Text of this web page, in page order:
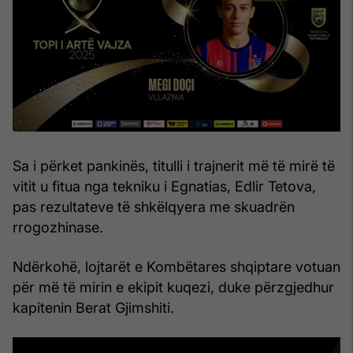
Sa i përket pankinës, titulli i trajnerit më të mirë të
vitit u fitua nga tekniku i Egnatias, Edlir Tetova,
pas rezultateve të shkëlqyera me skuadrën
rrogozhinase.
Ndërkohë, lojtarët e Kombëtares shqiptare votuan
për më të mirin e ekipit kuqezi, duke përzgjedhur
kapitenin Berat Gjimshiti.